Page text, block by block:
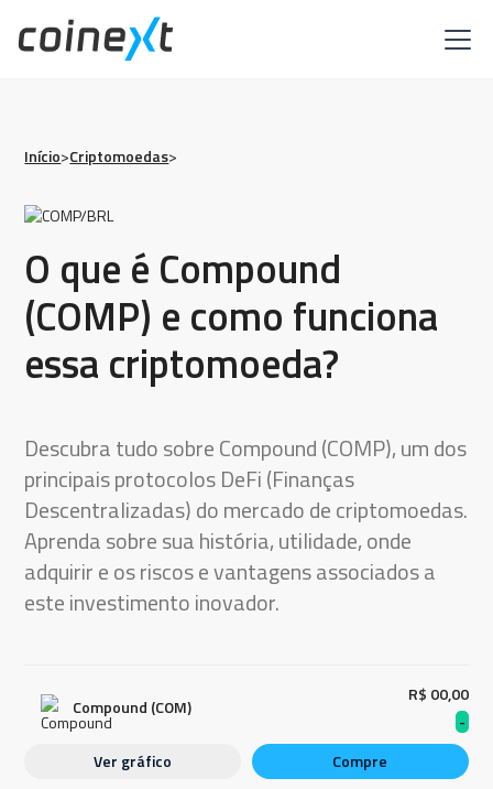
Início>Criptomoedas>
O que é Compound
(COMP) e como funciona
essa criptomoeda?
Descubra tudo sobre Compound (COMP), um dos
principais protocolos DeFi (Finanças
Descentralizadas) do mercado de criptomoedas.
Aprenda sobre sua história, utilidade, onde
adquirir e os riscos e vantagens associados a
este investimento inovador.
Compound (COM)
R$ 00,00
-
Ver gráfico
Compre